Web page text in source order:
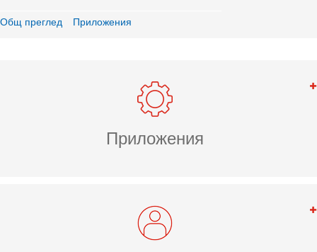
Общ преглед Приложения
Приложения